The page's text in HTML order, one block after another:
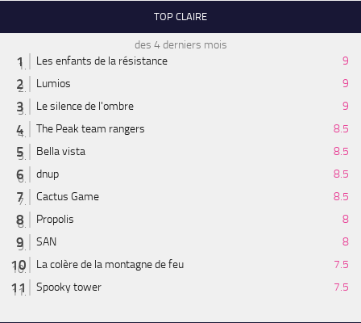
TOP CLAIRE
des 4 derniers mois
Les enfants de la résistance
9
Lumios
9
Le silence de l'ombre
9
The Peak team rangers
8.5
Bella vista
8.5
dnup
8.5
Cactus Game
8.5
Propolis
8
SAN
8
La colère de la montagne de feu
7.5
Spooky tower
7.5